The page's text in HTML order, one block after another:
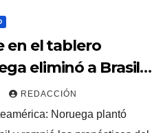
en el tablero
eliminó a Brasil
REDACCIÓN
Noruega plantó